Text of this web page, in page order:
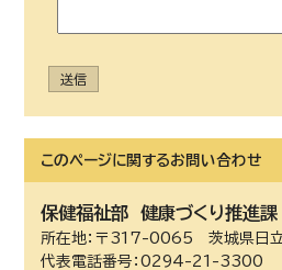
送信
このページに関するお問い合わせ
保健福祉部健康づくり推進課
所在地：〒317-0065 茨城県日
代表電話番号：0294-21-3300